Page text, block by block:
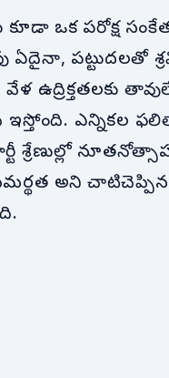
కూడా ఒక పరోక్ష
ఏదైనా,
ఉద్రిక్తతలకు
ఇస్తోంది. ఎన్నికల
అని చాటిచెప్పిన